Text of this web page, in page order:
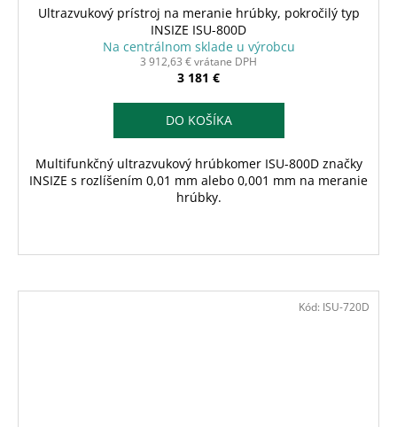
Ultrazvukový prístroj na meranie hrúbky, pokročilý typ
INSIZE ISU-800D
Na centrálnom sklade u výrobcu
3 912,63 € vrátane DPH
3 181 €
DO KOŠÍKA
Multifunkčný ultrazvukový hrúbkomer ISU-800D značky
INSIZE s rozlíšením 0,01 mm alebo 0,001 mm na meranie
hrúbky.
Kód: ISU-720D